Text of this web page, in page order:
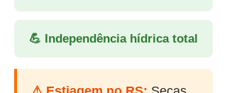
💪 Independência hídrica total